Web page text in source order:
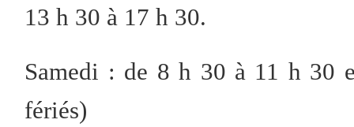
13 h 30 à 17 h 30.
Samedi : de 8 h 30 à 11 h 30
fériés)